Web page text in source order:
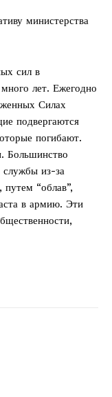
министерства
сил в
лет. Ежегодно
Силах
подвергаются
погибают.
Большинство
из-за
“облав”,
в армию. Эти